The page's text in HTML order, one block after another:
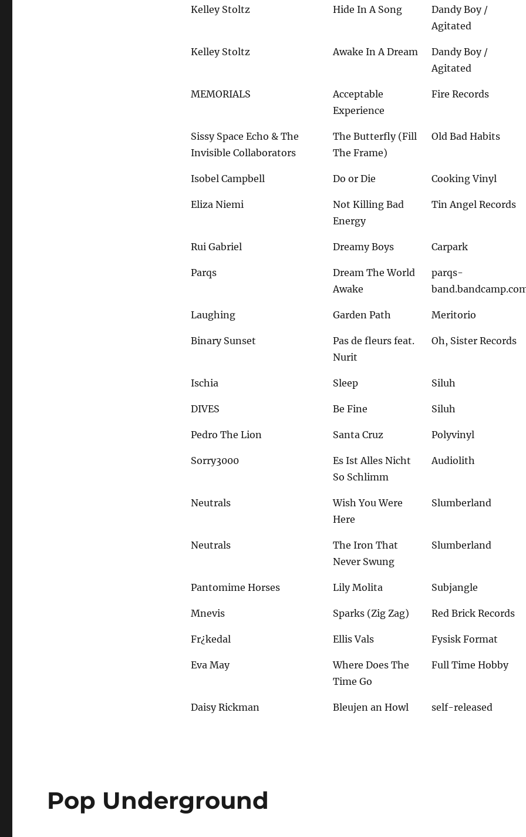
Kelley Stoltz Hide In A Song
Dandy Boy /
Agitated
Kelley Stoltz Awake In A Dream
Dandy Boy /
Agitated
MEMORIALS
Acceptable
Experience
Fire Records
Sissy Space Echo & The
Invisible Collaborators
The Butterfly (Fill
The Frame)
Old Bad Habits
Isobel Campbell Do or Die Cooking Vinyl
Eliza Niemi
Not Killing Bad
Energy
Tin Angel Records
Rui Gabriel Dreamy Boys Carpark
Parqs
Dream The World
Awake
parqs-
Laughing Garden Path Meritorio
Binary Sunset
Pas de fleurs feat.
Nurit
Oh, Sister Records
Ischia Sleep Siluh
DIVES Be Fine Siluh
Pedro The Lion Santa Cruz Polyvinyl
Sorry3000
Es Ist Alles Nicht
So Schlimm
Audiolith
Neutrals
Wish You Were
Here
Slumberland
Neutrals
The Iron That
Never Swung
Slumberland
Pantomime Horses Lily Molita Subjangle
Mnevis Sparks (Zig Zag) Red Brick Records
Fr¿kedal Ellis Vals Fysisk Format
Eva May
Where Does The
Time Go
Full Time Hobby
Daisy Rickman Bleujen an Howl self-released
Pop Underground